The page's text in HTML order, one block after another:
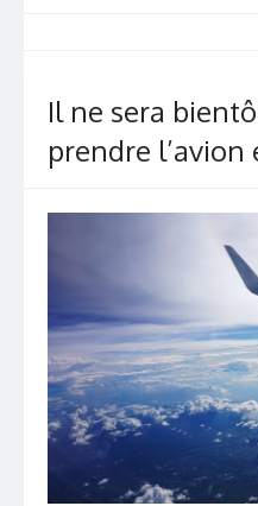
Il ne sera
prendre l’avion